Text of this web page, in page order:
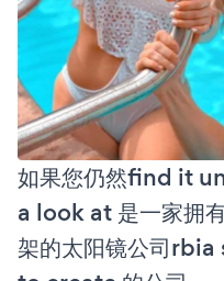
如果您仍然find it
a look at 是一家拥
架的太阳镜公司